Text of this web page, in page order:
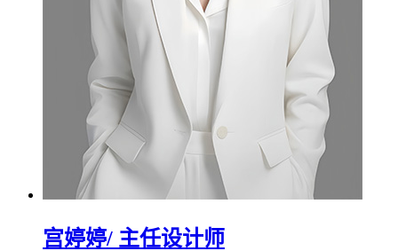
宫婷婷/ 主任设计师